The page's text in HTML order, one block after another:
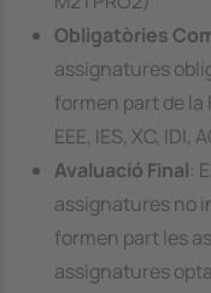
Obligatòries
assignatures
formen part de la
EEE, IES, XC, IDI,
Avaluació Final:
assignatures no
formen part les
assignatures